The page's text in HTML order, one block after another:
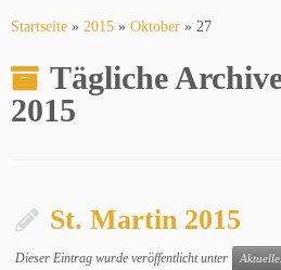
Inhalt
Startseite » 2015 » Oktober » 27
Tägliche
2015
St. Martin 2015
Dieser Eintrag wurde veröffentlicht unter